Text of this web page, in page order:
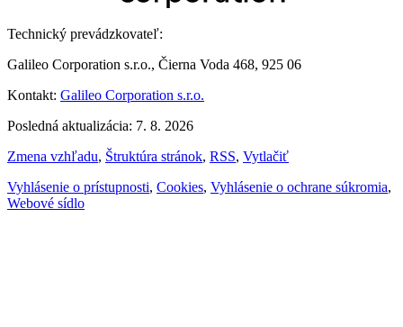
Technický prevádzkovateľ:
Galileo Corporation s.r.o., Čierna Voda 468, 925 06
Kontakt: Galileo Corporation s.r.o.
Posledná aktualizácia: 7. 8. 2026
Zmena vzhľadu, Štruktúra stránok, RSS, Vytlačiť
Vyhlásenie o prístupnosti, Cookies, Vyhlásenie o ochrane súkromia,
Webové sídlo